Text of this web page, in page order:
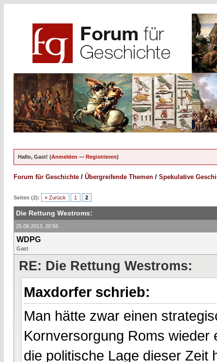
Hallo, Gast! (Anmelden — Registrieren)
Forum für Geschichte / Übergreifende Themen / Spekulative
Seiten (2): « Zurück 1 2
Die Rettung Westroms:
25.08.2013, 20:56
WDPG
Gast
RE: Die Rettung Westroms:
Maxdorfer schrieb:
Man hätte zwar einen
Kornversorgung Roms
die politische Lage dieser Zeit